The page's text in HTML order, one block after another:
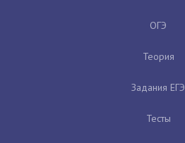
ОГЭ
Теория
Задания ЕГЭ
Тесты